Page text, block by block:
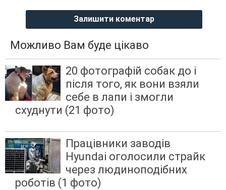
Залишити коментар
Можливо Вам буде цікаво
20 фотографій собак до і
після того, як вони взяли
себе в лапи і змогли
схуднути (21 фото)
Працівники заводів
Hyundai оголосили страйк
через людиноподібних
роботів (1 фото)